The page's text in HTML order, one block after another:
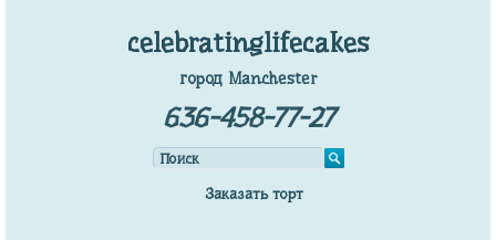
celebratinglifecakes
город Manchester
636-458-77-27
Заказать торт